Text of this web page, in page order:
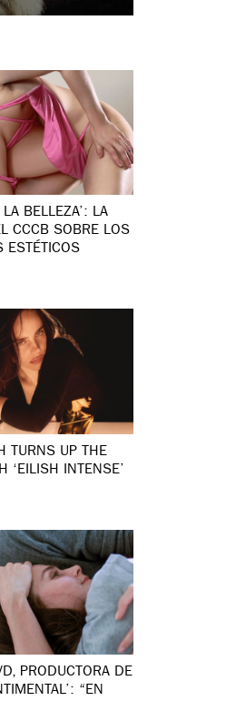
LA BELLEZA’: LA
CCCB SOBRE LOS
ESTÉTICOS
TURNS UP THE
‘EILISH INTENSE’
PRODUCTORA DE
“EN